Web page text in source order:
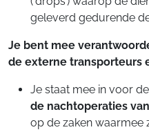
geleverd gedurende
Je bent mee
de externe transporteurs
Je staat mee in voor de
de nachtoperaties
op de zaken waarmee